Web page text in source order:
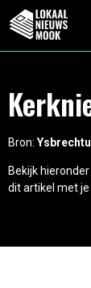
Bron:
Bekijk
dit artikel met